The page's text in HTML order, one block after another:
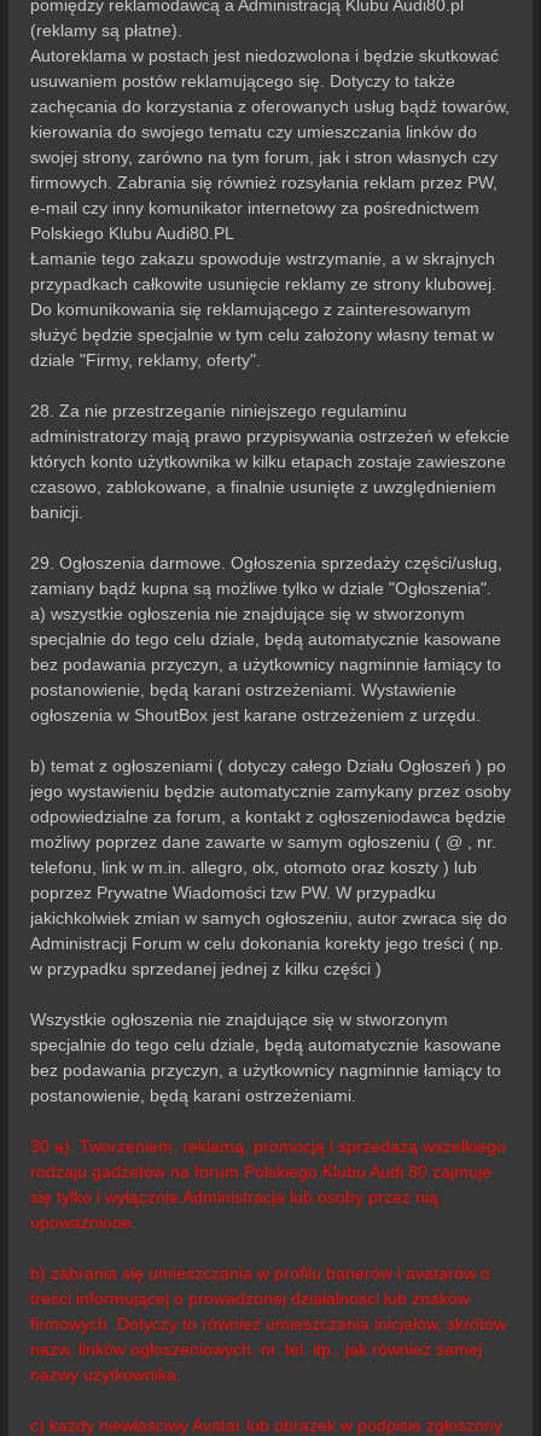
pomiędzy reklamodawcą a Administracją Klubu Audi80.pl
(reklamy są płatne).
Autoreklama w postach jest niedozwolona i będzie skutkować
usuwaniem postów reklamującego się. Dotyczy to także
zachęcania do korzystania z oferowanych usług bądź towarów,
kierowania do swojego tematu czy umieszczania linków do
swojej strony, zarówno na tym forum, jak i stron własnych czy
firmowych. Zabrania się również rozsyłania reklam przez PW,
e-mail czy inny komunikator internetowy za pośrednictwem
Polskiego Klubu Audi80.PL
Łamanie tego zakazu spowoduje wstrzymanie, a w skrajnych
przypadkach całkowite usunięcie reklamy ze strony klubowej.
Do komunikowania się reklamującego z zainteresowanym
służyć będzie specjalnie w tym celu założony własny temat w
dziale "Firmy, reklamy, oferty".
28. Za nie przestrzeganie niniejszego regulaminu
administratorzy mają prawo przypisywania ostrzeżeń w efekcie
których konto użytkownika w kilku etapach zostaje zawieszone
czasowo, zablokowane, a finalnie usunięte z uwzględnieniem
banicji.
29. Ogłoszenia darmowe. Ogłoszenia sprzedaży części/usług,
zamiany bądź kupna są możliwe tylko w dziale "Ogłoszenia".
a) wszystkie ogłoszenia nie znajdujące się w stworzonym
specjalnie do tego celu dziale, będą automatycznie kasowane
bez podawania przyczyn, a użytkownicy nagminnie łamiący to
postanowienie, będą karani ostrzeżeniami. Wystawienie
ogłoszenia w ShoutBox jest karane ostrzeżeniem z urzędu.
b) temat z ogłoszeniami ( dotyczy całego Działu Ogłoszeń ) po
jego wystawieniu będzie automatycznie zamykany przez osoby
odpowiedzialne za forum, a kontakt z ogłoszeniodawca będzie
możliwy poprzez dane zawarte w samym ogłoszeniu ( @ , nr.
telefonu, link w m.in. allegro, olx, otomoto oraz koszty ) lub
poprzez Prywatne Wiadomości tzw PW. W przypadku
jakichkolwiek zmian w samych ogłoszeniu, autor zwraca się do
Administracji Forum w celu dokonania korekty jego treści ( np.
w przypadku sprzedanej jednej z kilku części )
Wszystkie ogłoszenia nie znajdujące się w stworzonym
specjalnie do tego celu dziale, będą automatycznie kasowane
bez podawania przyczyn, a użytkownicy nagminnie łamiący to
postanowienie, będą karani ostrzeżeniami.
30 a). Tworzeniem, reklamą, promocją i sprzedażą wszelkiego
rodzaju gadżetów na forum Polskiego Klubu Audi 80 zajmuje
się tylko i wyłącznie Administracja lub osoby przez nią
upoważnione.
b) zabrania się umieszczania w profilu banerów i avatarów o
treści informującej o prowadzonej działalności lub znaków
firmowych. Dotyczy to również umieszczania inicjałów, skrótów
nazw, linków ogłoszeniowych, nr. tel. itp., jak również samej
nazwy użytkownika.
c) każdy niewłaściwy Avatar lub obrazek w podpisie zgłoszony